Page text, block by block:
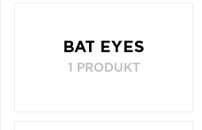
BAT EYES
1 PRODUKT